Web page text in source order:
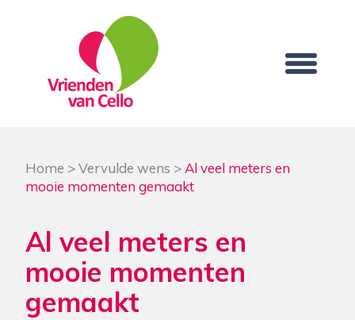
Home >Vervulde wens > Al veel meters en
mooie momenten gemaakt
Al veel meters en
mooie momenten
gemaakt